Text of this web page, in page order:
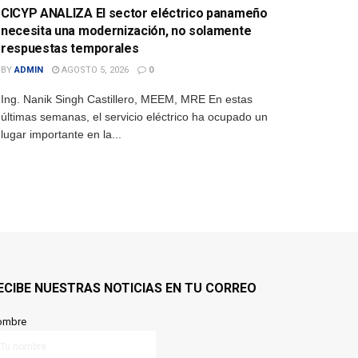
CICYP ANALIZA El sector eléctrico panameño
necesita una modernización, no solamente
respuestas temporales
BY ADMIN AGOSTO 5, 2026 0
Ing. Nanik Singh Castillero, MEEM, MRE En estas
últimas semanas, el servicio eléctrico ha ocupado un
lugar importante en la...
NUESTRAS NOTICIAS EN TU CORREO